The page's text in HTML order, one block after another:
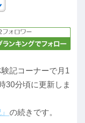
記コーナーで月1
30分頃に更新しま
の続きです。